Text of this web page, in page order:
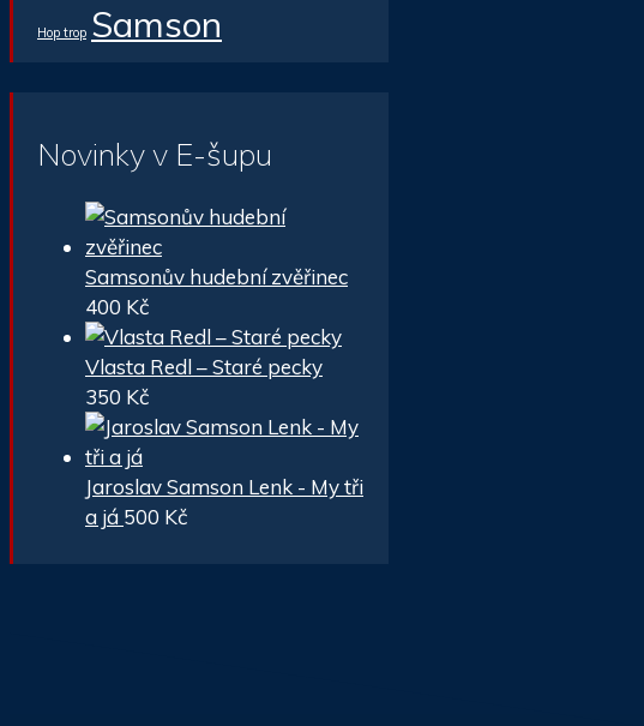
Hop trop Samson
Novinky v E-šupu
Samsonův hudební zvěřinec
400 Kč
Vlasta Redl – Staré pecky
350 Kč
Jaroslav Samson Lenk - My tři
a já 500 Kč